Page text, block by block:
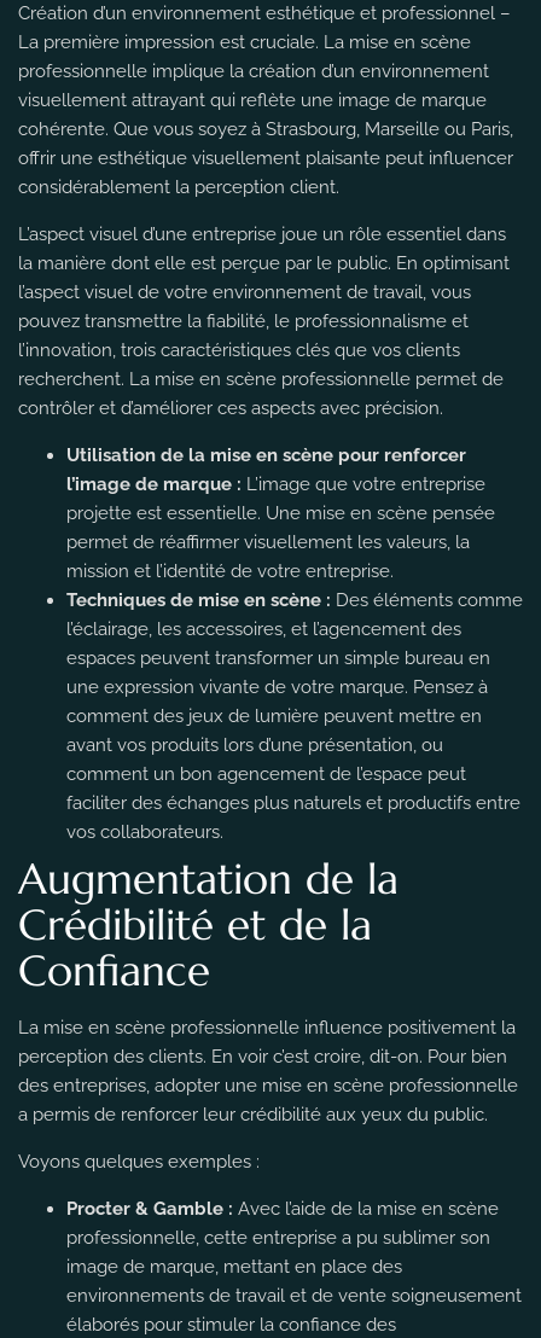
Création d’un environnement esthétique et professionnel –
La première impression est cruciale. La mise en scène
professionnelle implique la création d’un environnement
visuellement attrayant qui reflète une image de marque
cohérente. Que vous soyez à Strasbourg, Marseille ou Paris,
offrir une esthétique visuellement plaisante peut influencer
considérablement la perception client.
L’aspect visuel d’une entreprise joue un rôle essentiel dans
la manière dont elle est perçue par le public. En optimisant
l’aspect visuel de votre environnement de travail, vous
pouvez transmettre la fiabilité, le professionnalisme et
l’innovation, trois caractéristiques clés que vos clients
recherchent. La mise en scène professionnelle permet de
contrôler et d’améliorer ces aspects avec précision.
Utilisation de la mise en scène pour renforcer
l’image de marque : L’image que votre entreprise
projette est essentielle. Une mise en scène pensée
permet de réaffirmer visuellement les valeurs, la
mission et l’identité de votre entreprise.
Techniques de mise en scène : Des éléments comme
l’éclairage, les accessoires, et l’agencement des
espaces peuvent transformer un simple bureau en
une expression vivante de votre marque. Pensez à
comment des jeux de lumière peuvent mettre en
avant vos produits lors d’une présentation, ou
comment un bon agencement de l’espace peut
faciliter des échanges plus naturels et productifs entre
vos collaborateurs.
Augmentation de la
Crédibilité et de la
Confiance
La mise en scène professionnelle influence positivement la
perception des clients. En voir c’est croire, dit-on. Pour bien
des entreprises, adopter une mise en scène professionnelle
a permis de renforcer leur crédibilité aux yeux du public.
Voyons quelques exemples :
Procter & Gamble : Avec l’aide de la mise en scène
professionnelle, cette entreprise a pu sublimer son
image de marque, mettant en place des
environnements de travail et de vente soigneusement
élaborés pour stimuler la confiance des